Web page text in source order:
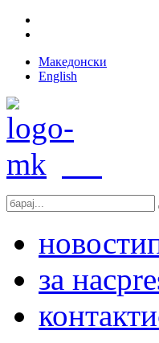
Македонски
English
новости
за нас
контакт